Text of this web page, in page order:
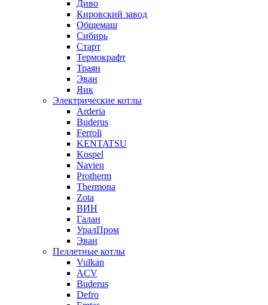
Диво
Кировский завод
Общемаш
Сибирь
Старт
Термокрафт
Траян
Эван
Яик
Электрические котлы
Arderia
Buderus
Ferroli
KENTATSU
Kospel
Navien
Protherm
Thermona
Zota
ВИН
Галан
УралПром
Эван
Пеллетные котлы
Vulkan
ACV
Buderus
Defro